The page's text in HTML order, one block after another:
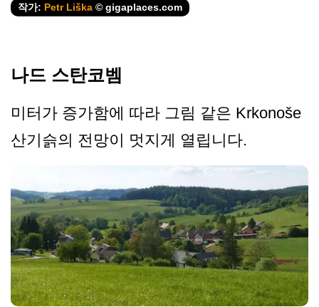
작가: Petr Liška © gigaplaces.com
나드 스탄코벰
미터가 증가함에 따라 그림 같은 Krkonoše
산기슭의 전망이 멋지게 열립니다.